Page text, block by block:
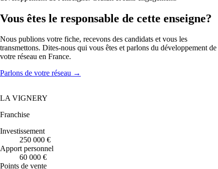
Vous êtes le responsable de cette enseigne?
Nous publions votre fiche, recevons des candidats et vous les
transmettons. Dites-nous qui vous êtes et parlons du développement de
votre réseau en France.
Parlons de votre réseau →
LA VIGNERY
Franchise
Investissement
250 000 €
Apport personnel
60 000 €
Points de vente